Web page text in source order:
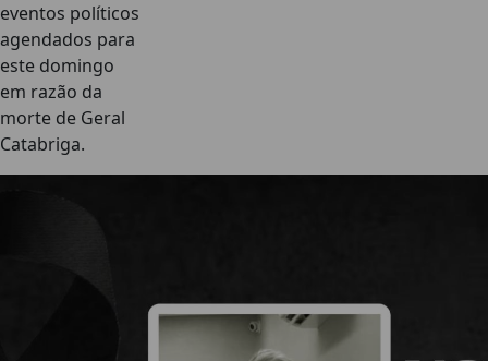
eventos políticos
agendados para
este domingo
em razão da
morte de Geral
Catabriga.